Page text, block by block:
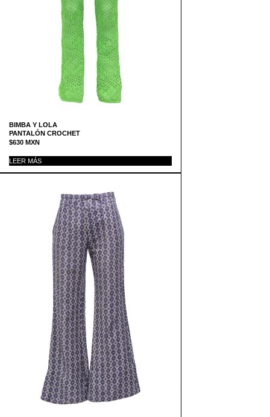
BIMBA Y LOLA
PANTALÓN CROCHET
$630 MXN
LEER MÁS